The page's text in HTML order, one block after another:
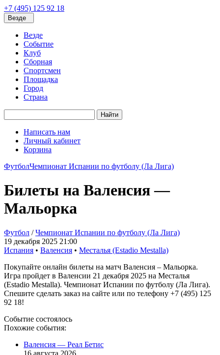
+7 (495) 125 92 18
Везде
Везде
Событие
Клуб
Сборная
Спортсмен
Площадка
Город
Страна
Найти
Написать нам
Личный кабинет
Корзина
ФутболЧемпионат Испании по футболу (Ла Лига)
Билеты на Валенсия —
Мальорка
Футбол /Чемпионат Испании по футболу (Ла Лига)
19 декабря 2025 21:00
Испания • Валенсия • Месталья (Estadio Mestalla)
Покупайте онлайн билеты на матч Валенсия – Мальорка.
Игра пройдет в Валенсии 21 декабря 2025 на Месталья
(Estadio Mestalla). Чемпионат Испании по футболу (Ла Лига).
Спешите сделать заказ на сайте или по телефону +7 (495) 125
92 18!
Событие состоялось
Похожие события:
Валенсия — Реал Бетис
16 августа 2026